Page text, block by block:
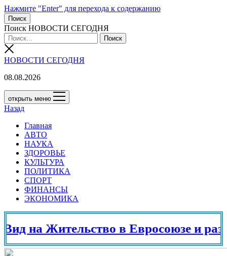
Нажмите "Enter" для перехода к содержанию
Поиск
Поиск НОВОСТИ СЕГОДНЯ
НОВОСТИ СЕГОДНЯ
08.08.2026
открыть меню
Назад
Главная
АВТО
НАУКА
ЗДОРОВЬЕ
КУЛЬТУРА
ПОЛИТИКА
СПОРТ
ФИНАНСЫ
ЭКОНОМИКА
Жительство в Евросоюзе и разных